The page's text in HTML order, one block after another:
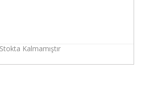
Stokta Kalmamıştır